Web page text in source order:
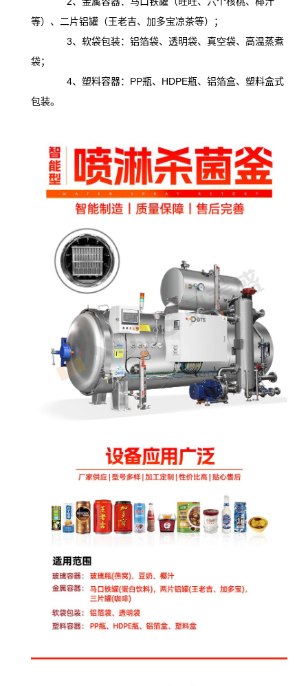
等）、二片铝罐（王老吉、加多宝凉茶等）；
3、软袋包装：铝箔袋、透明袋、真空袋、高温蒸煮
袋；
4、塑料容器：PP瓶、HDPE瓶、铝箔盒、塑料盒式
包装。